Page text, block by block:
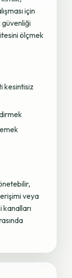
için
güvenliği
ölçmek
kesintisiz
veya
kanalları